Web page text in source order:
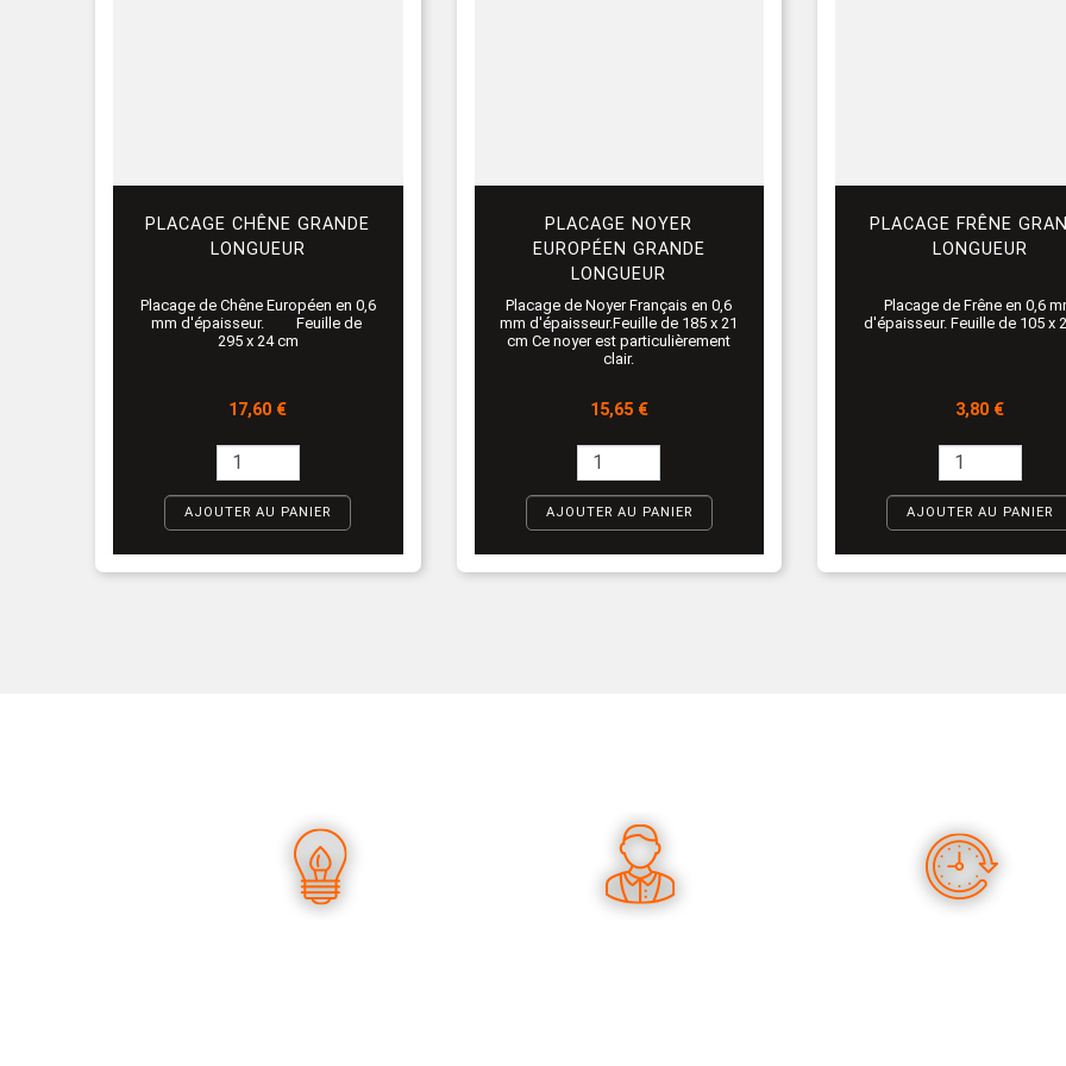
PLACAGE CHÊNE GRANDE
LONGUEUR
Placage de Chêne Européen en 0,6
mm d'épaisseur. Feuille de
295 x 24 cm
Prix
17,60 €
AJOUTER AU PANIER
PLACAGE NOYER
EUROPÉEN GRANDE
LONGUEUR
Placage de Noyer Français en 0,6
mm d'épaisseur.Feuille de 185 x 21
cm Ce noyer est particulièrement
clair.
Prix
15,65 €
AJOUTER AU PANIER
PLACAGE FRÊNE
LONGUEUR
Placage de Frêne en 0,6
d'épaisseur. Feuille de 105 x
Prix
3,80 €
AJOUTER AU PANIER